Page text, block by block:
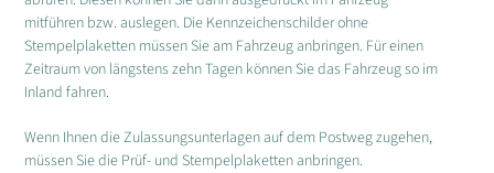
mitführen bzw. auslegen. Die Kennzeichenschilder ohne
Stempelplaketten müssen Sie am Fahrzeug anbringen. Für einen
Zeitraum von längstens zehn Tagen können Sie das Fahrzeug so im
Inland fahren.
Wenn Ihnen die Zulassungsunterlagen auf dem Postweg zugehen,
müssen Sie die Prüf- und Stempelplaketten anbringen.